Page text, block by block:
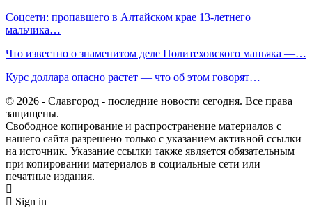
Соцсети: пропавшего в Алтайском крае 13-летнего
мальчика…
Что известно о знаменитом деле Политеховского маньяка —…
Курс доллара опасно растет — что об этом говорят…
© 2026 - Славгород - последние новости сегодня. Все права
защищены.
Свободное копирование и распространение материалов с
нашего сайта разрешено только с указанием активной ссылки
на источник. Указание ссылки также является обязательным
при копировании материалов в социальные сети или
печатные издания.
Sign in